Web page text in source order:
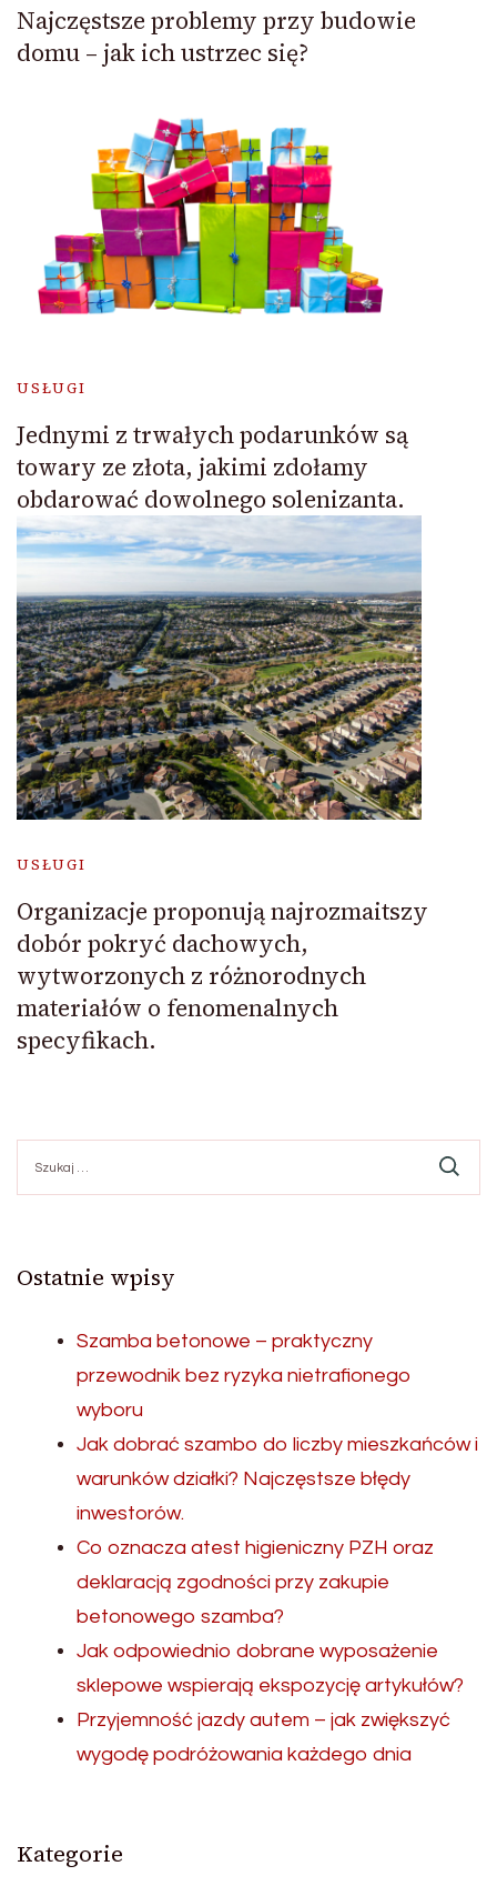
Najczęstsze problemy przy budowie
domu – jak ich ustrzec się?
USŁUGI
Jednymi z trwałych podarunków są
towary ze złota, jakimi zdołamy
obdarować dowolnego solenizanta.
USŁUGI
Organizacje proponują najrozmaitszy
dobór pokryć dachowych,
wytworzonych z różnorodnych
materiałów o fenomenalnych
specyfikach.
Ostatnie wpisy
Szamba betonowe – praktyczny
przewodnik bez ryzyka nietrafionego
wyboru
Jak dobrać szambo do liczby mieszkańców i
warunków działki? Najczęstsze błędy
inwestorów.
Co oznacza atest higieniczny PZH oraz
deklaracją zgodności przy zakupie
betonowego szamba?
Jak odpowiednio dobrane wyposażenie
sklepowe wspierają ekspozycję artykułów?
Przyjemność jazdy autem – jak zwiększyć
wygodę podróżowania każdego dnia
Kategorie